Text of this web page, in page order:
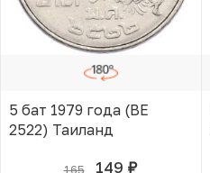
5 бат 1979 года (BE
2522) Таиланд
165 149 руб.
В КОРЗИНЕ